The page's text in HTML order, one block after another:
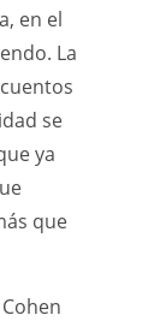
en el
La
se
ya
que